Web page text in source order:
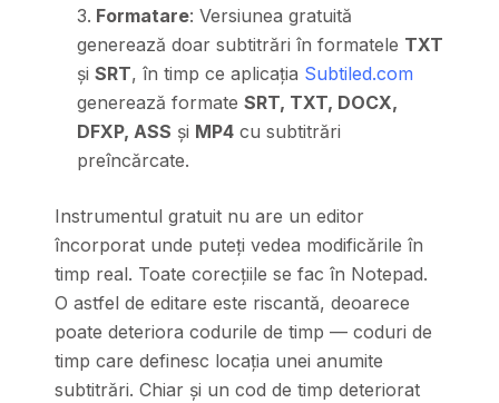
Formatare: Versiunea gratuită
generează doar subtitrări în formatele TXT
șiSRT, în timp ce aplicația Subtiled.com
generează formateSRT, TXT, DOCX,
DFXP, ASS și MP4 cu subtitrări
preîncărcate.
Instrumentul gratuit nu are un editor
încorporat unde puteți vedea modificările în
timp real. Toate corecțiile se fac în Notepad.
O astfel de editare este riscantă, deoarece
poate deteriora codurile de timp — coduri de
timp care definesc locația unei anumite
subtitrări. Chiar și un cod de timp deteriorat